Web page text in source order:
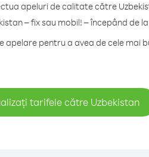
apeluri de calitate către
– fix sau mobil! – începând de
pentru a avea de cele mai
tarifele către Uzbekistan